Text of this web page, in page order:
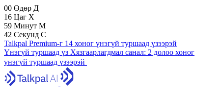
00 Өдөр Д
16 Цаг Х
59 Минут М
41 Секунд С
Talkpal Premium-г 14 хоног үнэгүй туршаад үзээрэй
Үнэгүй туршаад үз Хязгаарлагдмал санал: 2 долоо хоног
үнэгүй туршаад үзээрэй